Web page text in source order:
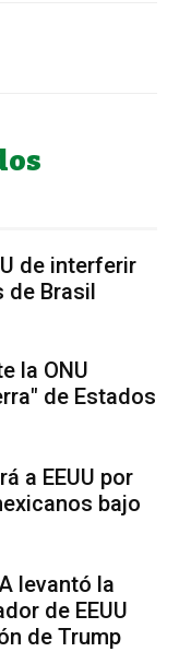
de interferir
de Brasil
la ONU
de Estados
a EEUU por
bajo
levantó la
de EEUU
de Trump